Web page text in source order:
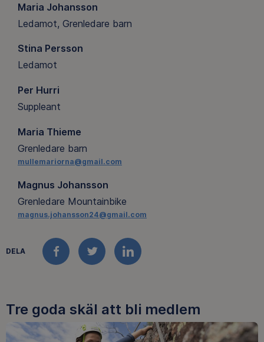
Maria Johansson
Ledamot, Grenledare barn
Stina Persson
Ledamot
Per Hurri
Suppleant
Maria Thieme
Grenledare barn
mullemariorna@gmail.com
Magnus Johansson
Grenledare Mountainbike
magnus.johansson24@gmail.com
DELA
FACEBOOKTWITTERLINKEDIN
Tre goda skäl att bli medlem